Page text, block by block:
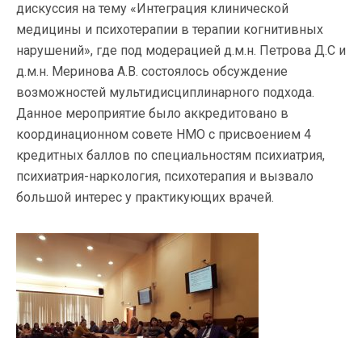
дискуссия на тему «Интеграция клинической
медицины и психотерапии в терапии когнитивных
нарушений», где под модерацией д.м.н. Петрова Д.С и
д.м.н. Меринова А.В. состоялось обсуждение
возможностей мультидисциплинарного подхода.
Данное мероприятие было аккредитовано в
координационном совете НМО с присвоением 4
кредитных баллов по специальностям психиатрия,
психиатрия-наркология, психотерапия и вызвало
большой интерес у практикующих врачей.